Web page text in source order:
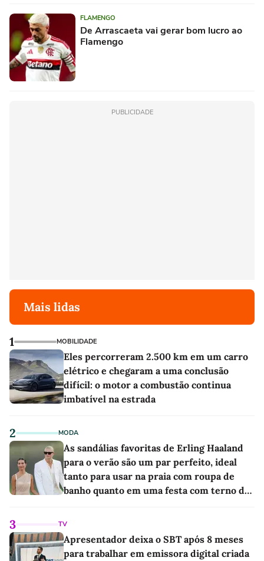
FLAMENGO
De Arrascaeta vai gerar bom lucro ao
Flamengo
PUBLICIDADE
Mais lidas
1 MOBILIDADE
Eles percorreram 2.500 km em um carro
elétrico e chegaram a uma conclusão
difícil: o motor a combustão continua
imbatível na estrada
2 MODA
As sandálias favoritas de Erling Haaland
para o verão são um par perfeito, ideal
tanto para usar na praia com roupa de
banho quanto em uma festa com terno de
3 TV
Apresentador deixa o SBT após 8 meses
para trabalhar em emissora digital criada